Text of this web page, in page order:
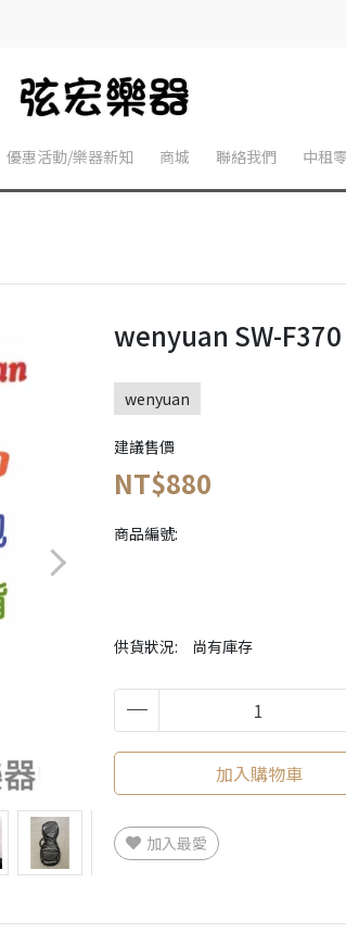
優惠活動/樂器新知 商城 聯絡我們 中租
wenyuan SW-
wenyuan
建議售價
NT$880
商品編號:
供貨狀況: 尚有庫存
加入購物車
加入最愛